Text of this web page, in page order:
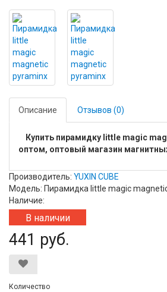
Описание Отзывов (0)
Купить пирамидку little magic
оптом, оптовый магазин
Производитель: YUXIN CUBE
Модель: Пирамидка little magic
Наличие:
В наличии
441 руб.
Количество